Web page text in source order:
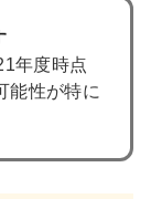
年度時点
能性が特に